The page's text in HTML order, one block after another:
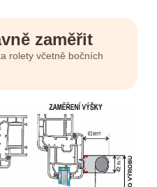
zaměřit
rolety včetně bočních